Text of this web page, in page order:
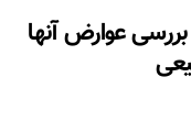
بررسی عوارض آنها